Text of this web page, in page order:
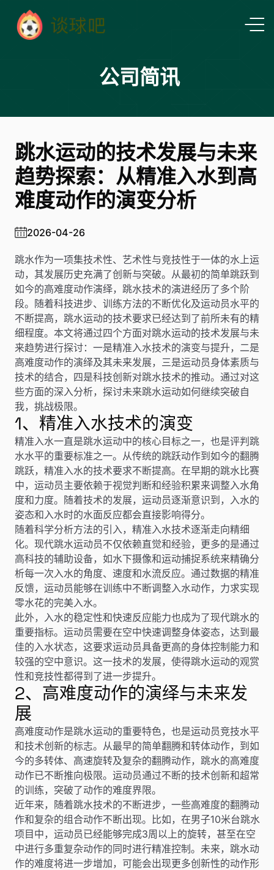
公司简讯
跳水运动的技术发展与未来
趋势探索：从精准入水到高
难度动作的演变分析
2026-04-26
跳水作为一项集技术性、艺术性与竞技性于一体的水上运
动，其发展历史充满了创新与突破。从最初的简单跳跃到
如今的高难度动作演绎，跳水技术的演进经历了多个阶
段。随着科技进步、训练方法的不断优化及运动员水平的
不断提高，跳水运动的技术要求已经达到了前所未有的精
细程度。本文将通过四个方面对跳水运动的技术发展与未
来趋势进行探讨：一是精准入水技术的演变与提升，二是
高难度动作的演绎及其未来发展，三是运动员身体素质与
技术的结合，四是科技创新对跳水技术的推动。通过对这
些方面的深入分析，探讨未来跳水运动如何继续突破自
我，挑战极限。
1、精准入水技术的演变
精准入水一直是跳水运动中的核心目标之一，也是评判跳
水水平的重要标准之一。从传统的跳跃动作到如今的翻腾
跳跃，精准入水的技术要求不断提高。在早期的跳水比赛
中，运动员主要依赖于视觉判断和经验积累来调整入水角
度和力度。随着技术的发展，运动员逐渐意识到，入水的
姿态和入水时的水面反应都会直接影响得分。
随着科学分析方法的引入，精准入水技术逐渐走向精细
化。现代跳水运动员不仅依赖直觉和经验，更多的是通过
高科技的辅助设备，如水下摄像和运动捕捉系统来精确分
析每一次入水的角度、速度和水流反应。通过数据的精准
反馈，运动员能够在训练中不断调整入水动作，力求实现
零水花的完美入水。
此外，入水的稳定性和快速反应能力也成为了现代跳水的
重要指标。运动员需要在空中快速调整身体姿态，达到最
佳的入水状态，这要求运动员具备更高的身体控制能力和
较强的空中意识。这一技术的发展，使得跳水运动的观赏
性和竞技性都得到了进一步提升。
2、高难度动作的演绎与未来发
展
高难度动作是跳水运动的重要特色，也是运动员竞技水平
和技术创新的标志。从最早的简单翻腾和转体动作，到如
今的多转体、高速旋转及复杂的翻腾动作，跳水的高难度
动作已不断推向极限。运动员通过不断的技术创新和超常
的训练，突破了动作的难度界限。
近年来，随着跳水技术的不断进步，一些高难度的翻腾动
作和复杂的组合动作不断出现。比如，在男子10米台跳水
项目中，运动员已经能够完成3周以上的旋转，甚至在空
中进行多重复杂动作的同时进行精准控制。未来，跳水动
作的难度将进一步增加，可能会出现更多创新性的动作形